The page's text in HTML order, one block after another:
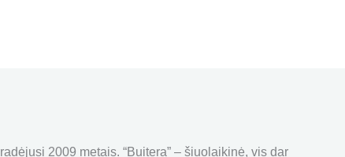
2009 metais. “Buitera” – šiuolaikinė, vis dar